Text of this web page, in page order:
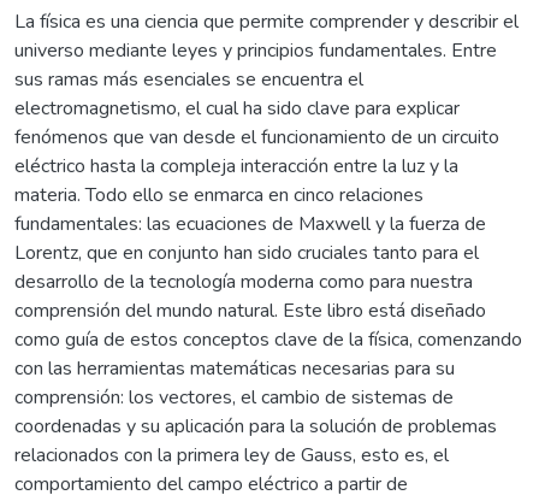
La física es una ciencia que permite comprender y describir el
universo mediante leyes y principios fundamentales. Entre
sus ramas más esenciales se encuentra el
electromagnetismo, el cual ha sido clave para explicar
fenómenos que van desde el funcionamiento de un circuito
eléctrico hasta la compleja interacción entre la luz y la
materia. Todo ello se enmarca en cinco relaciones
fundamentales: las ecuaciones de Maxwell y la fuerza de
Lorentz, que en conjunto han sido cruciales tanto para el
desarrollo de la tecnología moderna como para nuestra
comprensión del mundo natural. Este libro está diseñado
como guía de estos conceptos clave de la física, comenzando
con las herramientas matemáticas necesarias para su
comprensión: los vectores, el cambio de sistemas de
coordenadas y su aplicación para la solución de problemas
relacionados con la primera ley de Gauss, esto es, el
comportamiento del campo eléctrico a partir de